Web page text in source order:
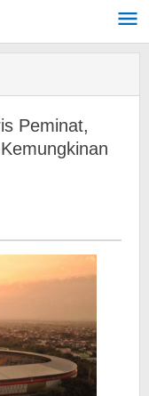
Peminat,